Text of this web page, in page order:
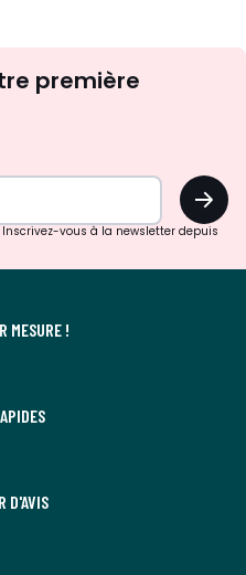
première
OK
vous à la newsletter depuis
MESURE !
D'AVIS